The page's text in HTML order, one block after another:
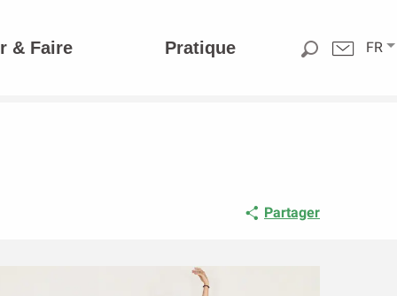
FR
& Faire Pratique
Partager